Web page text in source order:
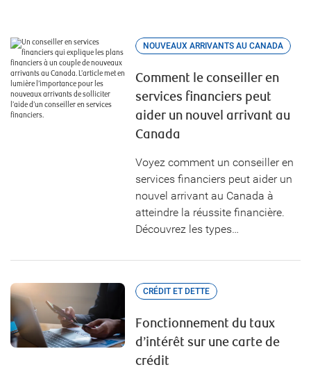
NOUVEAUX ARRIVANTS AU CANADA
Comment le conseiller en
services financiers peut
aider un nouvel arrivant au
Canada
Voyez comment un conseiller en
services financiers peut aider un
nouvel arrivant au Canada à
atteindre la réussite financière.
Découvrez les types…
CRÉDIT ET DETTE
Fonctionnement du taux
d’intérêt sur une carte de
crédit